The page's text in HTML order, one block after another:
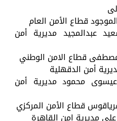
قطاع الأمن العام
عبدالمجيد مديرية أمن
قطاع الامن الوطني
أمن الدقهلية
محمود مديرية أمن
قطاع الأمن المركزي
مديرية امن القاهرة